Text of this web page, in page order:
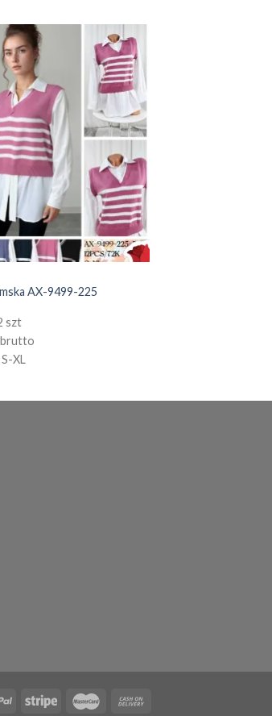
AX-9499-225
szt
brutto
XL